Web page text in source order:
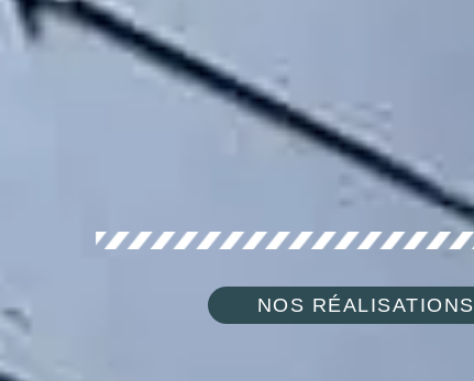
NOS RÉALISATIONS